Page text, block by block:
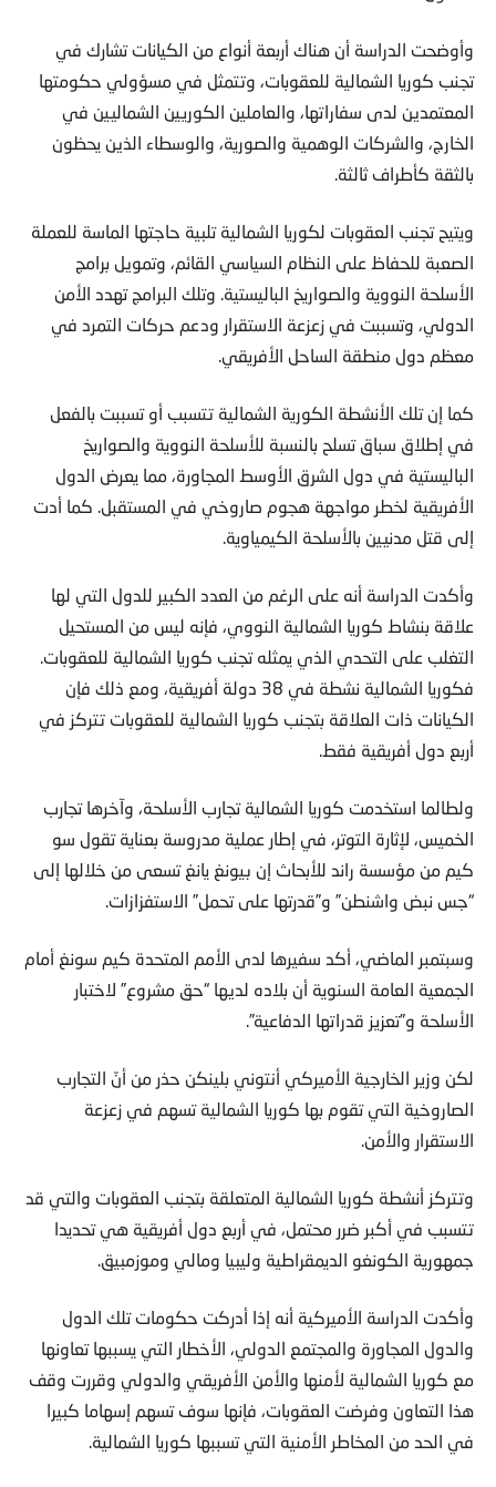
وأوضحت الدراسة أن هناك أربعة أنواع من الكيانات تشارك في
تجنب كوريا الشمالية للعقوبات، وتتمثل في مسؤولي حكومتها
المعتمدين لدى سفاراتها، والعاملين الكوريين الشماليين في
الخارج، والشركات الوهمية والصورية، والوسطاء الذين يحظون
بالثقة كأطراف ثالثة.
ويتيح تجنب العقوبات لكوريا الشمالية تلبية حاجتها الماسة للعملة
الصعبة للحفاظ على النظام السياسي القائم، وتمويل برامج
الأسلحة النووية والصواريخ الباليستية. وتلك البرامج تهدد الأمن
الدولي، وتسببت في زعزعة الاستقرار ودعم حركات التمرد في
معظم دول منطقة الساحل الأفريقي.
كما إن تلك الأنشطة الكورية الشمالية تتسبب أو تسببت بالفعل
في إطلاق سباق تسلح بالنسبة للأسلحة النووية والصواريخ
الباليستية في دول الشرق الأوسط المجاورة، مما يعرض الدول
الأفريقية لخطر مواجهة هجوم صاروخي في المستقبل. كما أدت
إلى قتل مدنيين بالأسلحة الكيمياوية.
وأكدت الدراسة أنه على الرغم من العدد الكبير للدول التي لها
علاقة بنشاط كوريا الشمالية النووي، فإنه ليس من المستحيل
التغلب على التحدي الذي يمثله تجنب كوريا الشمالية للعقوبات.
فكوريا الشمالية نشطة في 38 دولة أفريقية، ومع ذلك فإن
الكيانات ذات العلاقة بتجنب كوريا الشمالية للعقوبات تتركز في
أربع دول أفريقية فقط.
ولطالما استخدمت كوريا الشمالية تجارب الأسلحة، وآخرها تجارب
الخميس، لإثارة التوتر، في إطار عملية مدروسة بعناية تقول سو
كيم من مؤسسة راند للأبحاث إن بيونغ يانغ تسعى من خلالها إلى
“جس نبض واشنطن” و”قدرتها على تحمل” الاستفزازات.
وسبتمبر الماضي، أكد سفيرها لدى الأمم المتحدة كيم سونغ أمام
الجمعية العامة السنوية أن بلاده لديها “حق مشروع” لاختبار
الأسلحة و”تعزيز قدراتها الدفاعية”.
لكن وزير الخارجية الأميركي أنتوني بلينكن حذر من أنّ التجارب
الصاروخية التي تقوم بها كوريا الشمالية تسهم في زعزعة
الاستقرار والأمن.
وتتركز أنشطة كوريا الشمالية المتعلقة بتجنب العقوبات والتي قد
تتسبب في أكبر ضرر محتمل، في أربع دول أفريقية هي تحديدا
جمهورية الكونغو الديمقراطية وليبيا ومالي وموزمبيق.
وأكدت الدراسة الأميركية أنه إذا أدركت حكومات تلك الدول
والدول المجاورة والمجتمع الدولي، الأخطار التي يسببها تعاونها
مع كوريا الشمالية لأمنها والأمن الأفريقي والدولي وقررت وقف
هذا التعاون وفرضت العقوبات، فإنها سوف تسهم إسهاما كبيرا
في الحد من المخاطر الأمنية التي تسببها كوريا الشمالية.